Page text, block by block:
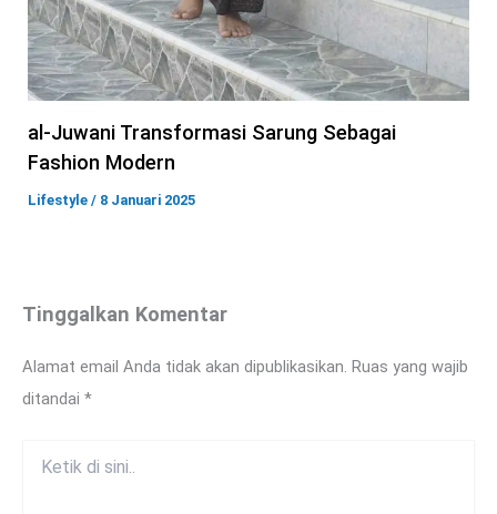
al-Juwani Transformasi Sarung Sebagai
Fashion Modern
Lifestyle / 8 Januari 2025
Tinggalkan Komentar
Alamat email Anda tidak akan dipublikasikan. Ruas yang wajib
ditandai *